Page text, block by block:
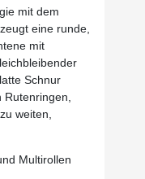
mit dem
eine runde,
mit
Schnur
weiten,
Multirollen